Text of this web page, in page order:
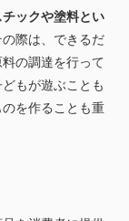
ックや塗料とい
際は、できるだ
の調達を行って
もが遊ぶことも
を作ることも重